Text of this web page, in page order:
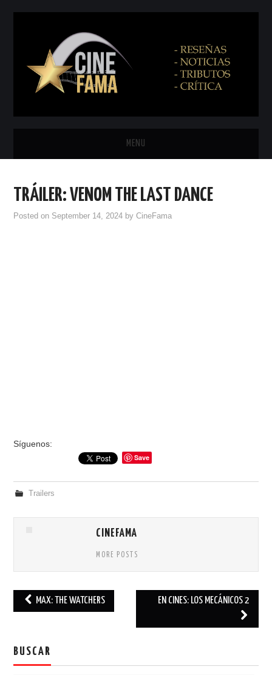
MENU
TRÁILER: VENOM THE LAST DANCE
Posted on September 14, 2024 byCineFama
Síguenos:
Save
Trailers
CINEFAMA
MORE POSTS
MAX: THE WATCHERS EN CINES: LOS MECÁNICOS 2
BUSCAR